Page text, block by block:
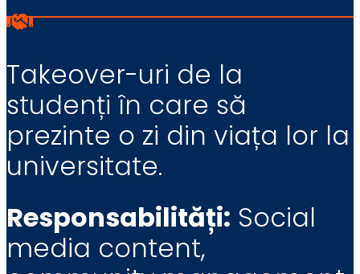
Takeover-uri de la
studenți în care să
prezinte o zi din viața lor la
universitate.
Responsabilități: Social
media content,